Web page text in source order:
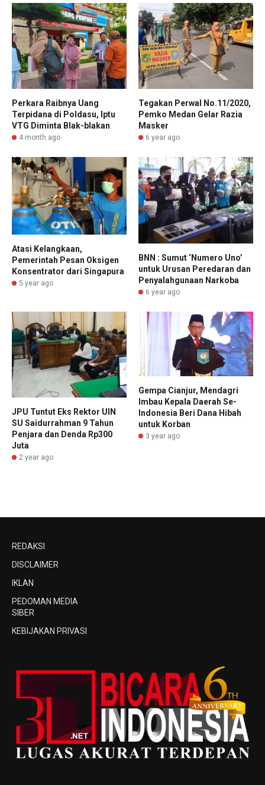
Perkara Raibnya Uang
Terpidana di Poldasu, Iptu
VTG Diminta Blak-blakan
4 month ago
Tegakan Perwal No.11/2020,
Pemko Medan Gelar Razia
Masker
6 year ago
Atasi Kelangkaan,
Pemerintah Pesan Oksigen
Konsentrator dari Singapura
5 year ago
BNN : Sumut ‘Numero Uno’
untuk Urusan Peredaran dan
Penyalahgunaan Narkoba
6 year ago
JPU Tuntut Eks Rektor UIN
SU Saidurrahman 9 Tahun
Penjara dan Denda Rp300
Juta
2 year ago
Gempa Cianjur, Mendagri
Imbau Kepala Daerah Se-
Indonesia Beri Dana Hibah
untuk Korban
3 year ago
REDAKSI
DISCLAIMER
IKLAN
PEDOMAN MEDIA
SIBER
KEBIJAKAN PRIVASI